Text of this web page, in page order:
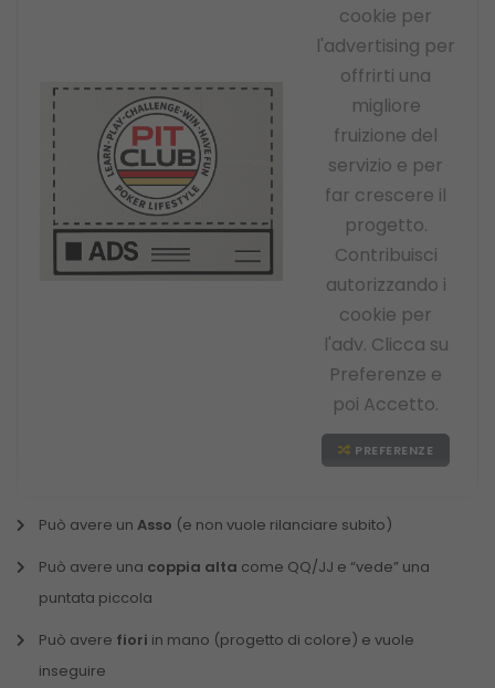
cookie per
l'advertising per
offrirti una
migliore
fruizione del
servizio e per
far crescere il
progetto.
Contribuisci
autorizzando i
cookie per
l'adv. Clicca su
Preferenze e
poi Accetto.
PREFERENZE
Può avere un Asso (e non vuole rilanciare subito)
Può avere una coppia alta come QQ/JJ e “vede” una
puntata piccola
Può avere fiori in mano (progetto di colore) e vuole
inseguire